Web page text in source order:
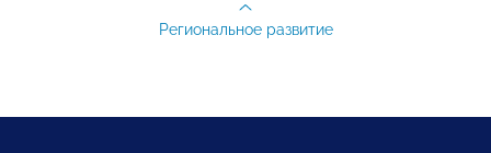
Региональное развитие